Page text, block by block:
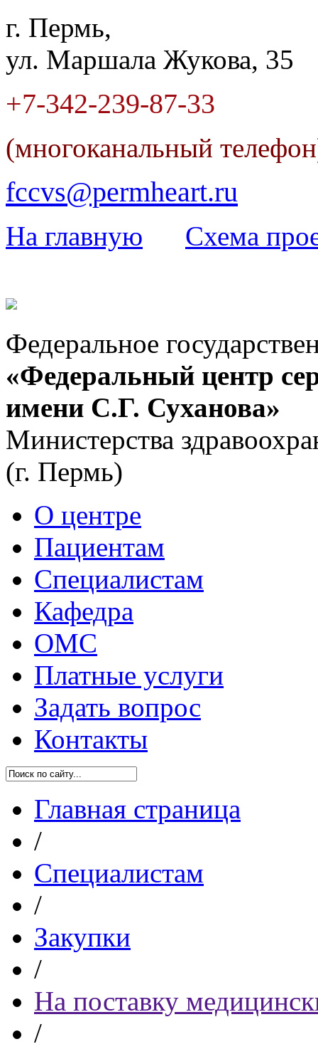
г. Пермь,
ул. Маршала Жукова, 35
+7-342-239-87-33
(многоканальный
fccvs@permheart.ru
На главную Cхема
Федеральное
«Федеральный центр
имени С.Г. Суханова»
Министерства
(г. Пермь)
О центре
Пациентам
Специалистам
Кафедра
ОМС
Платные услуги
Задать вопрос
Контакты
Главная страница
/
Специалистам
/
Закупки
/
На поставку
/